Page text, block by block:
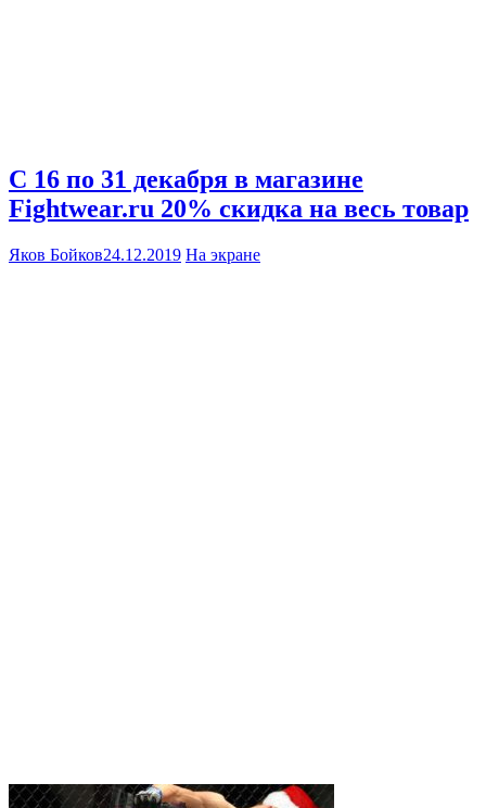
С 16 по 31 декабря в магазине
Fightwear.ru 20% скидка на весь товар
Яков Бойков24.12.2019 На экране